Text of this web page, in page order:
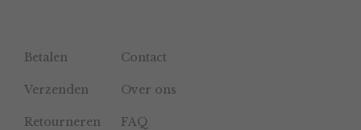
Betalen Contact
Verzenden Over ons
Retourneren FAQ